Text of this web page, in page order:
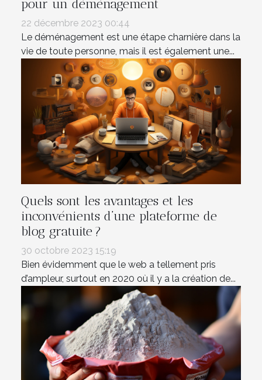
pour un déménagement
22 décembre 2023 00:44
Le déménagement est une étape charnière dans la
vie de toute personne, mais il est également une...
Quels sont les avantages et les
inconvénients d’une plateforme de
blog gratuite ?
30 octobre 2023 15:19
Bien évidemment que le web a tellement pris
d’ampleur, surtout en 2020 où il y a la création de...